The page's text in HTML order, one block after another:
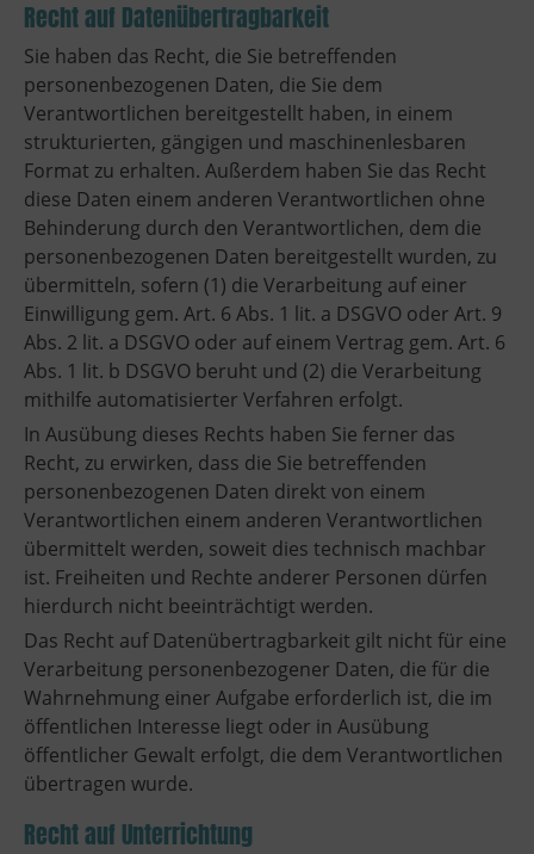
Recht auf Datenübertragbarkeit
Sie haben das Recht, die Sie betreffenden
personenbezogenen Daten, die Sie dem
Verantwortlichen bereitgestellt haben, in einem
strukturierten, gängigen und maschinenlesbaren
Format zu erhalten. Außerdem haben Sie das Recht
diese Daten einem anderen Verantwortlichen ohne
Behinderung durch den Verantwortlichen, dem die
personenbezogenen Daten bereitgestellt wurden, zu
übermitteln, sofern (1) die Verarbeitung auf einer
Einwilligung gem. Art. 6 Abs. 1 lit. a DSGVO oder Art. 9
Abs. 2 lit. a DSGVO oder auf einem Vertrag gem. Art. 6
Abs. 1 lit. b DSGVO beruht und (2) die Verarbeitung
mithilfe automatisierter Verfahren erfolgt.
In Ausübung dieses Rechts haben Sie ferner das
Recht, zu erwirken, dass die Sie betreffenden
personenbezogenen Daten direkt von einem
Verantwortlichen einem anderen Verantwortlichen
übermittelt werden, soweit dies technisch machbar
ist. Freiheiten und Rechte anderer Personen dürfen
hierdurch nicht beeinträchtigt werden.
Das Recht auf Datenübertragbarkeit gilt nicht für eine
Verarbeitung personenbezogener Daten, die für die
Wahrnehmung einer Aufgabe erforderlich ist, die im
öffentlichen Interesse liegt oder in Ausübung
öffentlicher Gewalt erfolgt, die dem Verantwortlichen
übertragen wurde.
Recht auf Unterrichtung